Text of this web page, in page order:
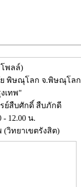
พลล์)
ย พิษณุโลก จ.พิษณุโลก
เทพ"
รย์สืบศักดิ์ สืบภักดี
12.00 น.
วิทยาเขตรังสิต)